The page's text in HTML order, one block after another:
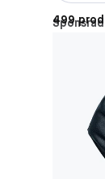
499
Sponsrad